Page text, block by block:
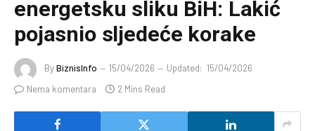
energetsku sliku BiH: Lakić
pojasnio sljedeće korake
ByBiznisInfo 15/04/2026 Updated: 15/04/2026
Nema komentara
2 Mins Read